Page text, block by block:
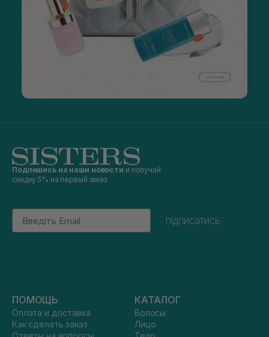
Подпишись на наши новости и получай
скидку 5% на первый заказ
Email
підписатись
ПОМОЩЬ
Оплата и доставка
Как сделать заказ
КАТАЛОГ
Волосы
Лицо